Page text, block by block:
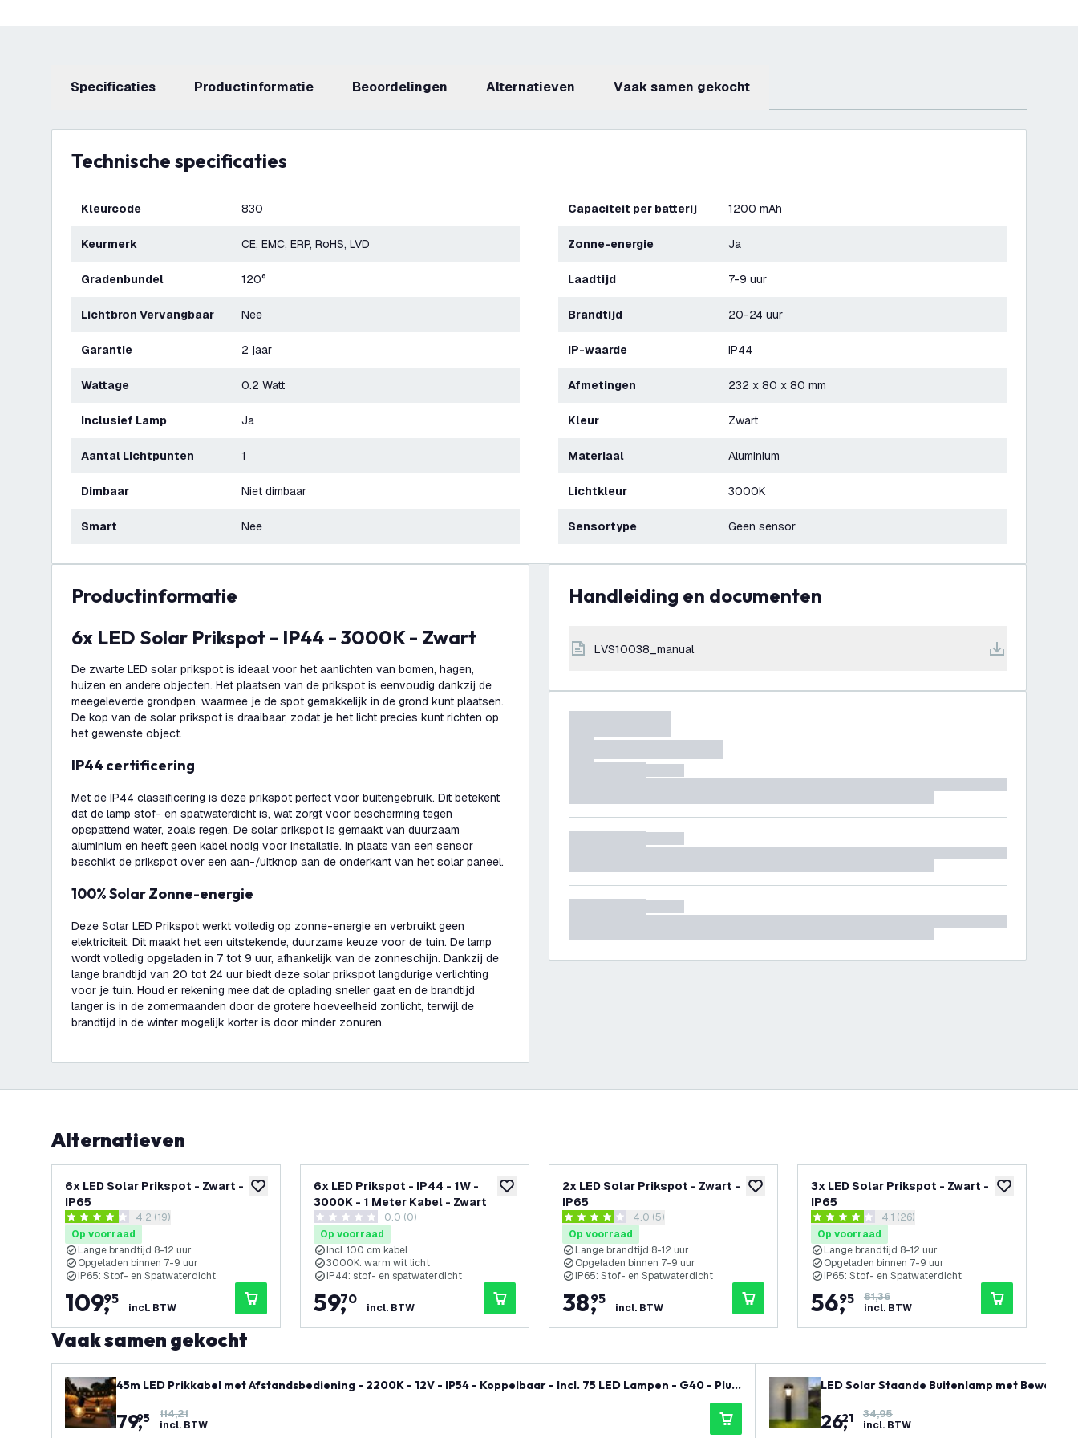
Specificaties productinformatie beoordelingen Alternatieven Vaak samen gekocht
Technische specificaties
Kleurcode 830
Keurmerk CE, EMC, ERP, RoHS, LVD
Gradenbundel 120°
Lichtbron Vervangbaar Nee
Garantie 2 jaar
Wattage 0.2 Watt
Inclusief Lamp Ja
Aantal Lichtpunten 1
Dimbaar Niet dimbaar
Smart Nee
Capaciteit per batterij 1200 mAh
Zonne-energie Ja
Laadtijd 7-9 uur
Brandtijd 20-24 uur
IP-waarde IP44
Afmetingen 232 x 80 x 80 mm
Kleur Zwart
Materiaal Aluminium
Lichtkleur 3000K
Sensortype Geen sensor
productinformatie
6x LED Solar Prikspot - IP44 - 3000K - Zwart
De zwarte LED solar prikspot is ideaal voor het aanlichten van bomen, hagen,
huizen en andere objecten. Het plaatsen van de prikspot is eenvoudig dankzij de
meegeleverde grondpen, waarmee je de spot gemakkelijk in de grond kunt plaatsen.
De kop van de solar prikspot is draaibaar, zodat je het licht precies kunt richten op
het gewenste object.
IP44 certificering
Met de IP44 classificering is deze prikspot perfect voor buitengebruik. Dit betekent
dat de lamp stof- en spatwaterdicht is, wat zorgt voor bescherming tegen
opspattend water, zoals regen. De solar prikspot is gemaakt van duurzaam
aluminium en heeft geen kabel nodig voor installatie. In plaats van een sensor
beschikt de prikspot over een aan-/uitknop aan de onderkant van het solar paneel.
100% Solar Zonne-energie
Deze Solar LED Prikspot werkt volledig op zonne-energie en verbruikt geen
elektriciteit. Dit maakt het een uitstekende, duurzame keuze voor de tuin. De lamp
wordt volledig opgeladen in 7 tot 9 uur, afhankelijk van de zonneschijn. Dankzij de
lange brandtijd van 20 tot 24 uur biedt deze solar prikspot langdurige verlichting
voor je tuin. Houd er rekening mee dat de oplading sneller gaat en de brandtijd
langer is in de zomermaanden door de grotere hoeveelheid zonlicht, terwijl de
brandtijd in de winter mogelijk korter is door minder zonuren.
Handleiding en documenten
LVS10038_manual
Alternatieven
toevoegen aan verlanglijst
6x LED Solar Prikspot - Zwart -
IP65
reviews drawer openen
4.2 score sterren4.2 (19)
Op voorraad
Lange brandtijd 8-12 uur
Opgeladen binnen 7-9 uur
IP65: Stof- en Spatwaterdicht
109,
95
incl. BTW
toevoegen aan verlanglijst
6x LED Prikspot - IP44 - 1W -
3000K - 1 Meter Kabel - Zwart
0 score sterren0.0 (0)
Op voorraad
Incl. 100 cm kabel
3000K: warm wit licht
IP44: stof- en spatwaterdicht
59,
70
incl. BTW
toevoegen aan verlanglijst
2x LED Solar Prikspot - Zwart -
IP65
reviews drawer openen
4 score sterren4.0 (5)
Op voorraad
Lange brandtijd 8-12 uur
Opgeladen binnen 7-9 uur
IP65: Stof- en Spatwaterdicht
38,
95
incl. BTW
toevoegen
3x LED Solar Prikspot - Zwart -
IP65
reviews drawer openen
4.1 score sterren4.1 (26)
Op voorraad
Lange brandtijd 8-12 uur
Opgeladen binnen 7-9 uur
IP65: Stof- en Spatwaterdicht
56,
95
81,36
incl. BTW
Vaak samen gekocht
45m LED Prikkabel met Afstandsbediening - 2200K - 12V - IP54 - Koppelbaar - Incl. 75 LED Lampen - G40 - Plug
79,
95
114,21
incl. BTW
LED Solar Staande Buitenlamp met
26,
21
34,95
incl. BTW